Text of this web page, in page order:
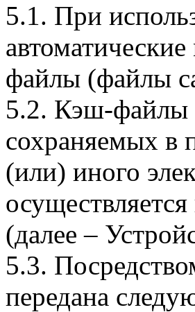
5.1. При
файлы (файлы
5.2. Кэш-файлы
сохраняемых в
(или) иного
(далее –
5.3.
передана